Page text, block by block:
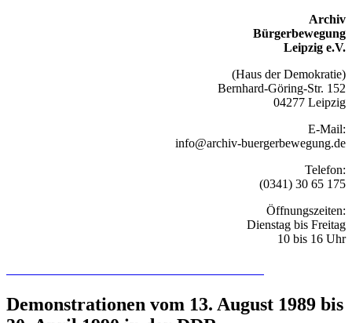
Archiv
Bürgerbewegung
Leipzig e.V.
(Haus der Demokratie)
Bernhard-Göring-Str. 152
04277 Leipzig
E-Mail:
info@archiv-buergerbewegung.de
Telefon:
(0341) 30 65 175
Öffnungszeiten:
Dienstag bis Freitag
10 bis 16 Uhr
Demonstrationen vom 13. August 1989 bis